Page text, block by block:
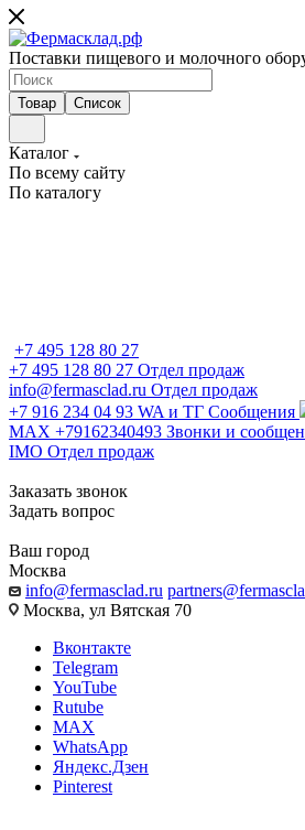
Поставки пищевого и молочного
Товар Список
Каталог
По всему сайту
По каталогу
+7 495 128 80 27
+7 495 128 80 27 Отдел продаж
info@fermasclad.ru Отдел продаж
+7 916 234 04 93 WA и ТГ Сообщения
MAX +79162340493 Звонки и
IMO Отдел продаж
Заказать звонок
Задать вопрос
Ваш город
Москва
info@fermasclad.ru
Москва, ул Вятская 70
Вконтакте
Telegram
YouTube
Rutube
MAX
WhatsApp
Яндекс.Дзен
Pinterest